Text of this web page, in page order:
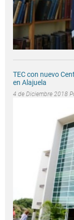
TEC con nuevo
en Alajuela
4 de Diciembre 2018